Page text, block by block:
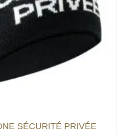
SÉCURITÉ PRIVÉE